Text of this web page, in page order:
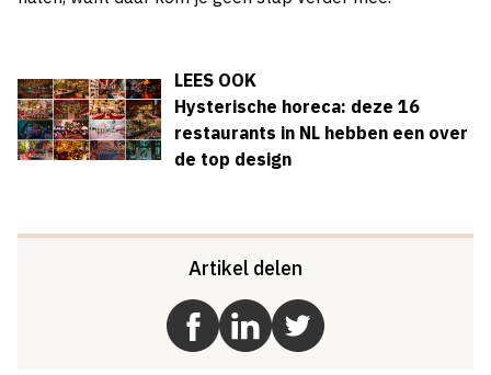
LEES OOK
Hysterische horeca: deze 16
restaurants in NL hebben een over
de top design
Artikel delen